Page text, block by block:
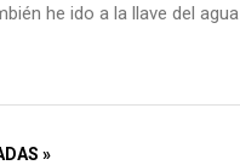
he ido a la llave del agua
»